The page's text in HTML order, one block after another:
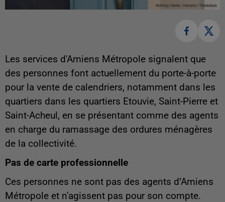
Les services d'Amiens Métropole signalent que
des personnes font actuellement du porte-à-porte
pour la vente de calendriers, notamment dans les
quartiers dans les quartiers Etouvie, Saint-Pierre et
Saint-Acheul, en se présentant comme des agents
en charge du ramassage des ordures ménagères
de la collectivité.
Pas de carte professionnelle
Ces personnes ne sont pas des agents d’Amiens
Métropole et n'agissent pas pour son compte.